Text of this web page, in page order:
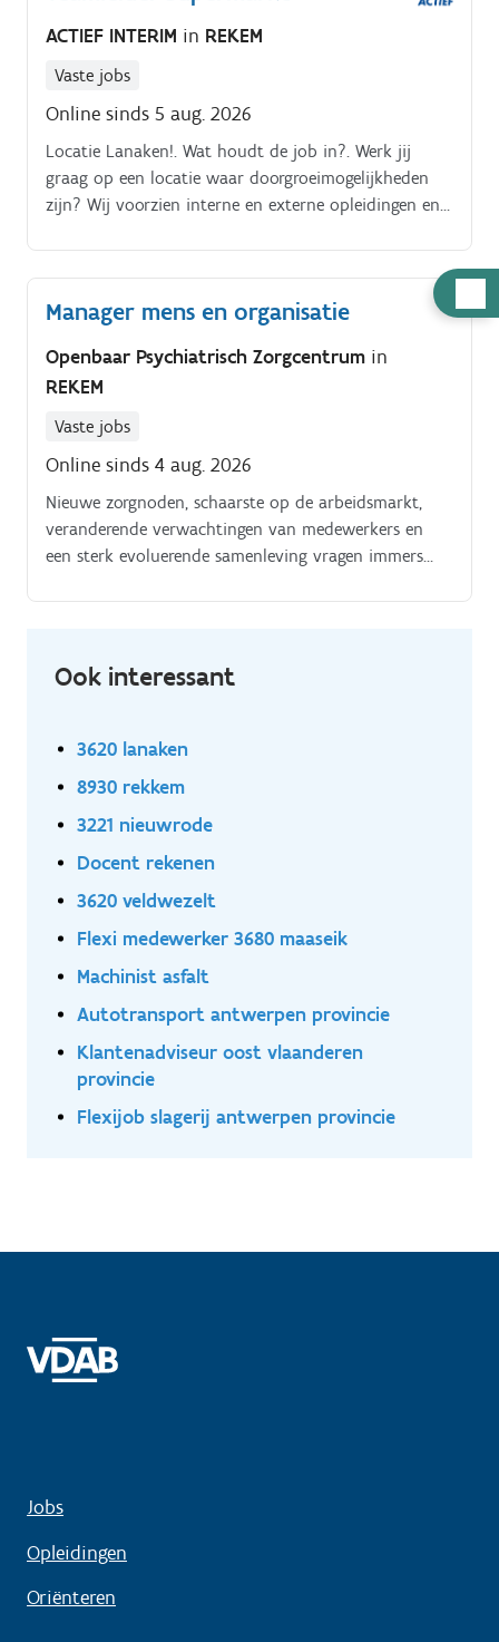
ACTIEF INTERIM in REKEM
Vaste jobs
Online sinds 5 aug. 2026
Locatie Lanaken!. Wat houdt de job in?. Werk jij
graag op een locatie waar doorgroeimogelijkheden
zijn? Wij voorzien interne en externe opleidingen en
Manager mens en organisatie
Openbaar Psychiatrisch Zorgcentrum in
REKEM
Vaste jobs
Online sinds 4 aug. 2026
Nieuwe zorgnoden, schaarste op de arbeidsmarkt,
veranderende verwachtingen van medewerkers en
een sterk evoluerende samenleving vragen immers
uitdaging. Als manager mens en organisatie geef je
organisatieontwikkeling binnen OPZC Rekem.
Ook interessant
3620 lanaken
8930 rekkem
3221 nieuwrode
Docent rekenen
3620 veldwezelt
Flexi medewerker 3680 maaseik
Machinist asfalt
Autotransport antwerpen provincie
Klantenadviseur oost vlaanderen
provincie
Flexijob slagerij antwerpen provincie
Jobs
Opleidingen
Oriënteren